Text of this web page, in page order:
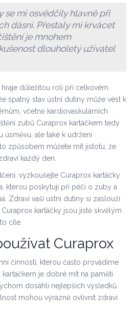
se mi osvědčily hlavně při
dásní. Přestaly mi krvácet
je mnohem
dlouholetý uživatel
hraje důležitou roli při celkovém
špatný stav ústní dutiny může vést k
včetně kardiovaskulárních
zubů Curaprox kartáčkem tedy
úsměvu, ale také k udržení
způsobem můžete mít jistotu, že
každý den.
vyzkoušejte Curaprox kartáčky
kterou poskytují při péči o zuby a
Zdraví vaší ústní dutiny si zaslouží
kartáčky jsou jistě skvělým
cíle.
Curaprox
činností, kterou často provádíme
kartáčkem je dobré mít na paměti
dosáhli nejlepších výsledků.
mohou výrazně ovlivnit zdraví